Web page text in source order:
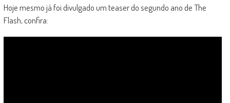
Hoje mesmo já foi divulgado um teaser do segundo ano de The
Flash, confira: